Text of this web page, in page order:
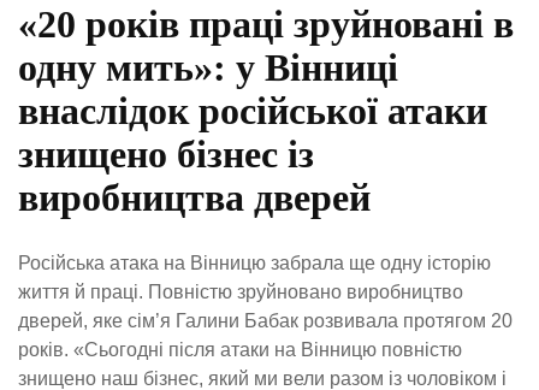
«20 років праці зруйновані в
одну мить»: у Вінниці
внаслідок російської атаки
знищено бізнес із
виробництва дверей
Російська атака на Вінницю забрала ще одну історію
життя й праці. Повністю зруйновано виробництво
дверей, яке сім’я Галини Бабак розвивала протягом 20
років. «Сьогодні після атаки на Вінницю повністю
знищено наш бізнес, який ми вели разом із чоловіком і